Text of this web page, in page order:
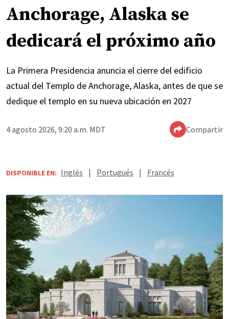
Anchorage, Alaska se
dedicará el próximo año
La Primera Presidencia anuncia el cierre del edificio
actual del Templo de Anchorage, Alaska, antes de que se
dedique el templo en su nueva ubicación en 2027
4 agosto 2026, 9:20 a.m. MDT Compartir
DISPONIBLE EN: Inglés | Portugués | Francés